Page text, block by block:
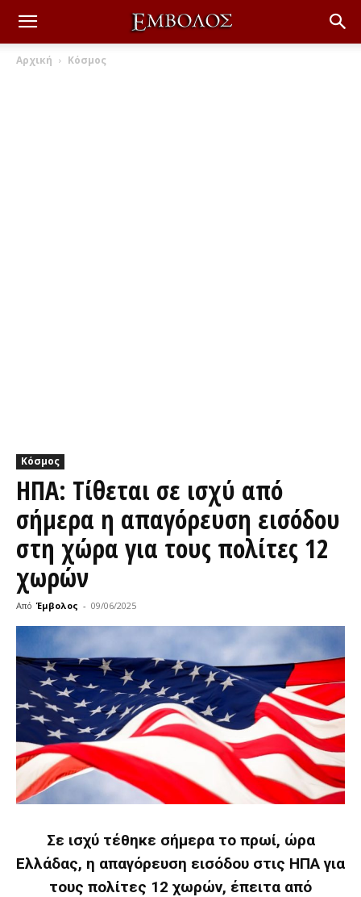
Αρχική Κόσμος
Κόσμος
ΗΠΑ: Τίθεται σε ισχύ από
σήμερα η απαγόρευση εισόδου
στη χώρα για τους πολίτες 12
χωρών
Από Έμβολος - 09/06/2025
Σε ισχύ τέθηκε σήμερα το πρωί, ώρα
Ελλάδας, η απαγόρευση εισόδου στις ΗΠΑ για
τους πολίτες 12 χωρών, έπειτα από